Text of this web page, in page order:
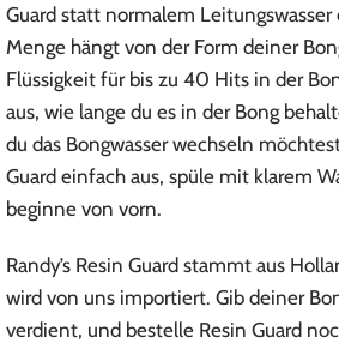
Guard statt normalem
Menge hängt von der Form deiner
Flüssigkeit für bis zu 40 Hits in der
aus, wie lange du es in der Bong
du das Bongwasser wechseln
Guard einfach aus, spüle mit klarem
beginne von vorn.
Randy’s Resin Guard stammt aus
wird von uns importiert. Gib deiner
verdient, und bestelle Resin Guard